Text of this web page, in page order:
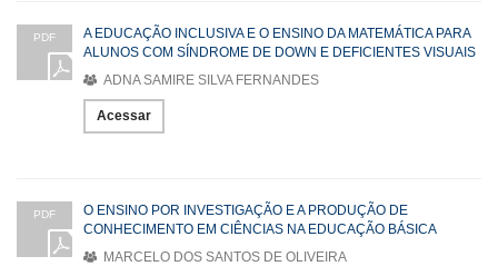
PDF
A EDUCAÇÃO INCLUSIVA E O ENSINO DA MATEMÁTICA PARA
ALUNOS COM SÍNDROME DE DOWN E DEFICIENTES VISUAIS
ADNA SAMIRE SILVA FERNANDES
Acessar
PDF
O ENSINO POR INVESTIGAÇÃO E A PRODUÇÃO DE
CONHECIMENTO EM CIÊNCIAS NA EDUCAÇÃO BÁSICA
MARCELO DOS SANTOS DE OLIVEIRA